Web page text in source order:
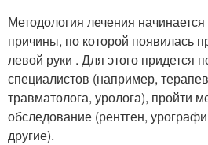
Методология лечения
причины, по которой появилась
левой руки . Для этого придется
специалистов (например,
травматолога, уролога), пройти
обследование (рентген,
другие).